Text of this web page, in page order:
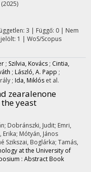
(2025)
3 | Függő: 0 | Nem
1 | WoS/Scopus
; Szilvia, Kovács ; Cintia,
; László, A. Papp ;
; Ida, Miklós et al.
zearalenone
yeast
Dobránszki, Judit; Emri,
Mótyán, János
Szikszai, Boglárka; Tamás,
at the University of
: Abstract Book